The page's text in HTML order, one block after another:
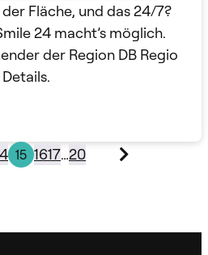
Fläche, und das 24/7?
24 macht’s möglich.
der Region DB Regio
15 1617…20